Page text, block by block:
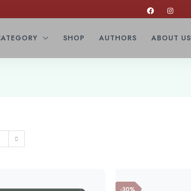
SHOP AUTHORS ABOUT US